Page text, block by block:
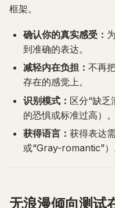
框架。
确认你的真实感受：
到准确的表达。
减轻内在负担： 不再
存在的感觉上。
识别模式： 区分“缺乏
的恐惧或标准过高）。
获得语言： 获得表达
或“Gray-romantic”）
无浪漫倾向测试